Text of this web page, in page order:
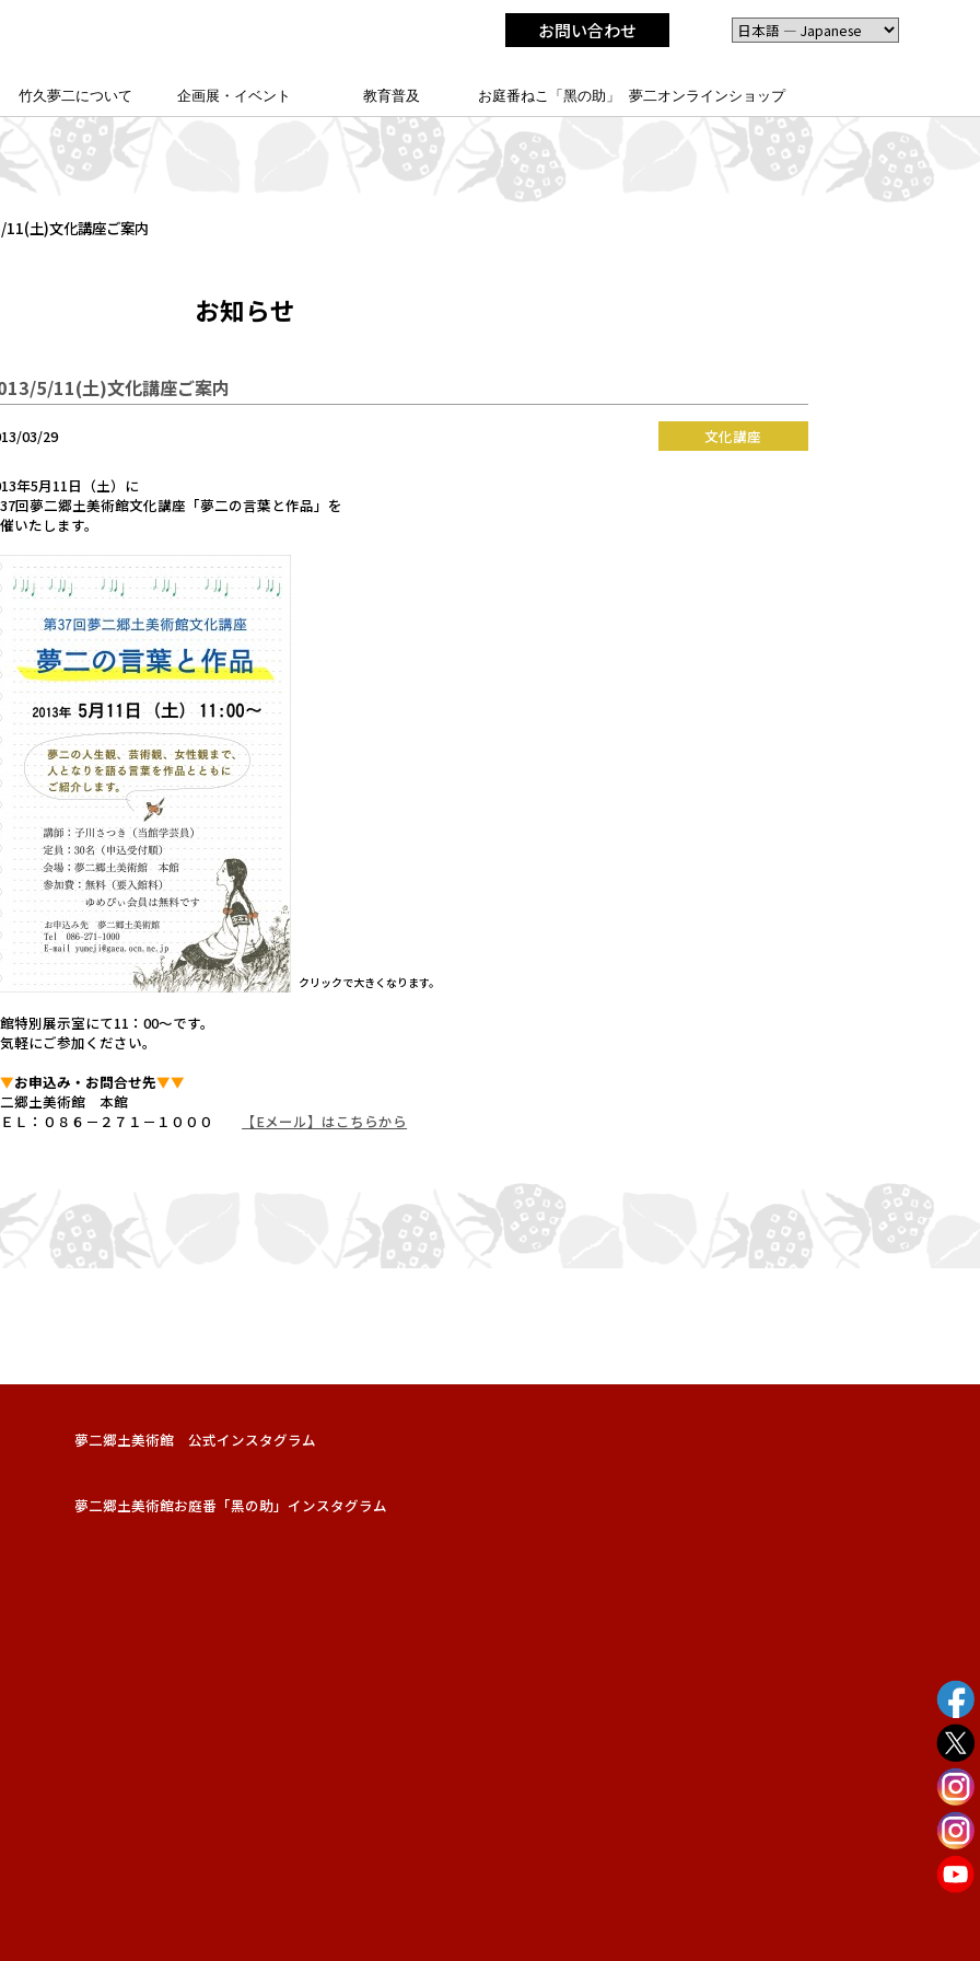
お問い合わせ
竹久夢二について
竹久夢二の足跡
竹久夢二学会について
企画展・イベント 教育普及
こども夢二新聞
こども学芸員
校外学習について
夢二郷土美術館
ゆめじきょうどびじゅつかん
の
「あいうえお」
お庭番ねこ「黑の助」 夢二オンラインショップ
土)文化講座ご案内
お知らせ
5/11(土)文化講座ご案内
03/29 文化講座
年5月11日（土）に
回夢二郷土美術館文化講座「夢二の言葉と作品」を
いたします。
クリックで大きくなります。
特別展示室にて11：00～です。
軽にご参加ください。
お申込み・お問合せ先▼▼
郷土美術館 本館
Ｌ：０８６－２７１－１０００
【Eメール】はこちらから
夢二郷土美術館 公式インスタグラム
夢二郷土美術館お庭番「黑の助」インスタグラム